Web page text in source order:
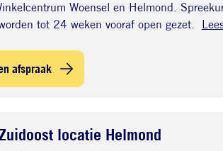
Woensel en Helmond.
tot 24 weken vooraf open gezet.
afspraak
locatie Helmond